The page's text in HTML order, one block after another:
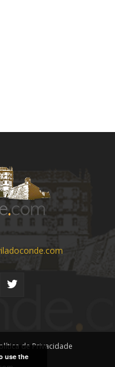
de Privacidade
use the